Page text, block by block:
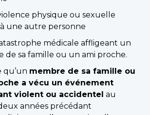
physique ou sexuelle
une autre personne
médicale affligeant un
de sa famille ou un ami proche.
qu’un membre de sa famille ou
a vécu un événement
violent ou accidentel au
années précédant